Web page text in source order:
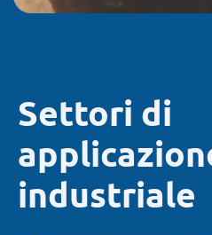
Settori di
industriale